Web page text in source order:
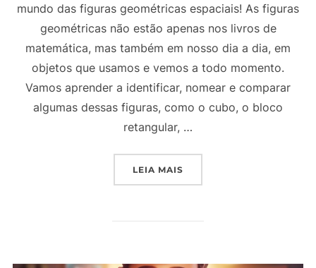
mundo das figuras geométricas espaciais! As figuras
geométricas não estão apenas nos livros de
matemática, mas também em nosso dia a dia, em
objetos que usamos e vemos a todo momento.
Vamos aprender a identificar, nomear e comparar
algumas dessas figuras, como o cubo, o bloco
retangular, …
LEIA MAIS